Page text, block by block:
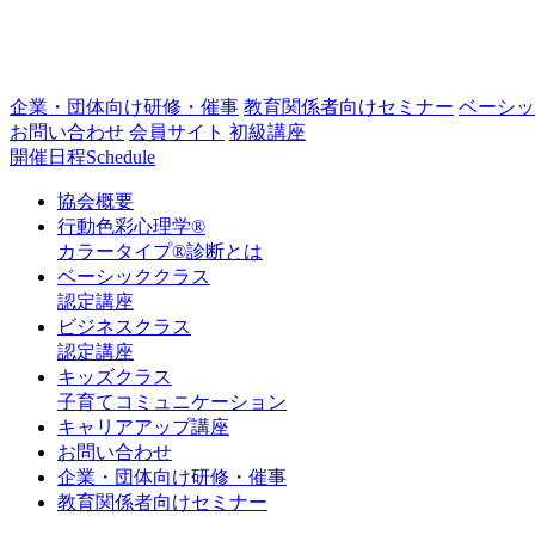
企業・団体向け研修・催事 教育関係者向けセミナー ベーシ
お問い合わせ 会員サイト 初級講座
開催日程Schedule
協会概要
行動色彩心理学®
カラータイプ®診断とは
ベーシッククラス
認定講座
ビジネスクラス
認定講座
キッズクラス
子育てコミュニケーション
キャリアアップ講座
お問い合わせ
企業・団体向け研修・催事
教育関係者向けセミナー